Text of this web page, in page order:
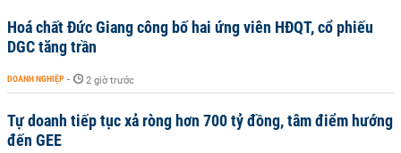
Hoá chất Đức Giang công bố hai ứng viên HĐQT, cổ phiếu
DGC tăng trần
DOANH NGHIỆP - 2 giờ trước
Tự doanh tiếp tục xả ròng hơn 700 tỷ đồng, tâm điểm hướng
đến GEE